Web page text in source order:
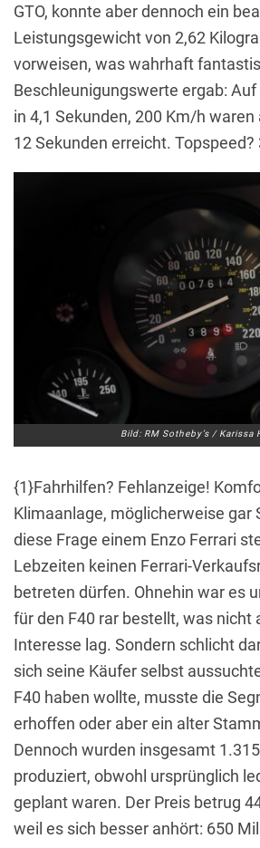
GTO, konnte aber dennoch ein
Leistungsgewicht von 2,62
vorweisen, was wahrhaft
Beschleunigungswerte ergab:
in 4,1 Sekunden, 200 Km/h
12 Sekunden erreicht. Topspeed?
Bild: RM Sotheby’s / Karissa
{1}Fahrhilfen? Fehlanzeige!
Klimaanlage, möglicherweise gar
diese Frage einem Enzo Ferrari
Lebzeiten keinen Ferrari-
betreten dürfen. Ohnehin war es
für den F40 rar bestellt, was nicht
Interesse lag. Sondern schlicht
sich seine Käufer selbst
F40 haben wollte, musste die
erhoffen oder aber ein alter
Dennoch wurden insgesamt
produziert, obwohl ursprünglich
geplant waren. Der Preis betrug
weil es sich besser anhört: 650